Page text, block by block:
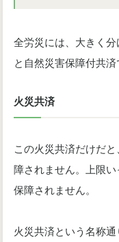
全労災には、大きく
と自然災害保障付共済
火災共済
この火災共済だけだ
障されません。上限
保障されません。
火災共済という名称